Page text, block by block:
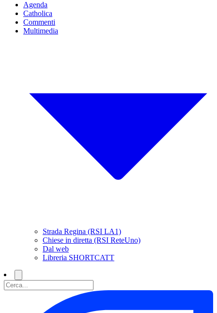
Agenda
Catholica
Commenti
Multimedia
Strada Regina (RSI LA1)
Chiese in diretta (RSI ReteUno)
Dal web
Libreria SHORTCATT